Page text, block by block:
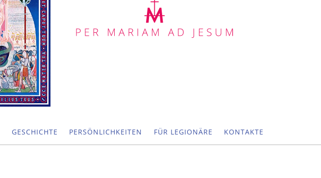
GESCHICHTE PERSÖNLICHKEITEN FÜR LEGIONÄRE KONTAKTE